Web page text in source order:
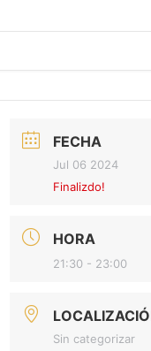
FECHA
Jul 06 2024
Finalizdo!
HORA
21:30 - 23:00
Sin categorizar